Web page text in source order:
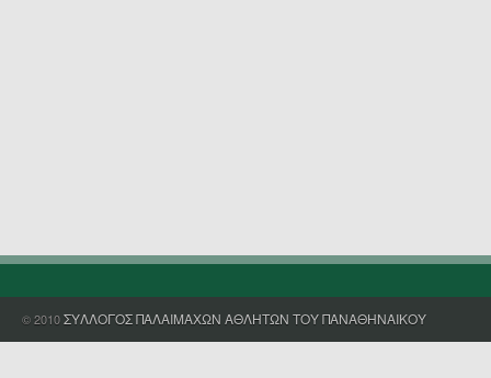
© 2010ΣΥΛΛΟΓΟΣ ΠΑΛΑΙΜΑΧΩΝ ΑΘΛΗΤΩΝ ΤΟΥ ΠΑΝΑΘΗΝΑΙΚΟΥ